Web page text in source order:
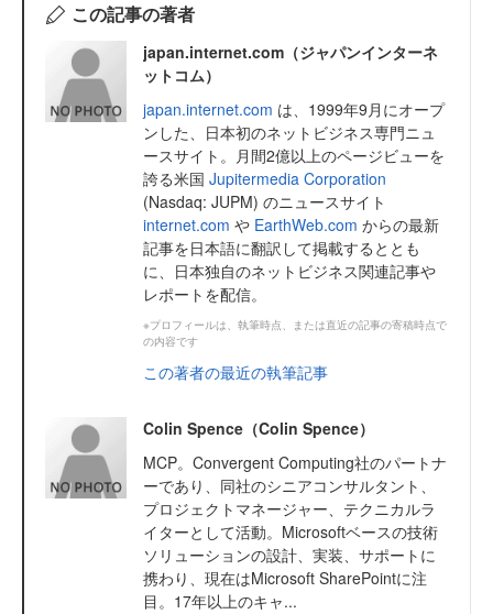
この記事の著者
japan.internet.com（ジャパンインターネ
ットコム）
japan.internet.com は、1999年9月にオープ
ンした、日本初のネットビジネス専門ニュ
ースサイト。月間2億以上のページビューを
誇る米国 Jupitermedia Corporation
(Nasdaq: JUPM) のニュースサイト
internet.com や EarthWeb.com からの最新
記事を日本語に翻訳して掲載するととも
に、日本独自のネットビジネス関連記事や
レポートを配信。
※プロフィールは、執筆時点、または直近の記事の寄稿時点で
の内容です
この著者の最近の執筆記事
Colin Spence（Colin Spence）
MCP。Convergent Computing社のパートナ
ーであり、同社のシニアコンサルタント、
プロジェクトマネージャー、テクニカルラ
イターとして活動。Microsoftベースの技術
ソリューションの設計、実装、サポートに
携わり、現在はMicrosoft SharePointに注
目。17年以上のキャ...